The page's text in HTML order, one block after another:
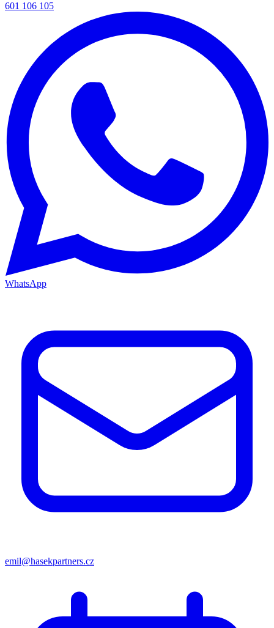
601 106 105
WhatsApp
emil@hasekpartners.cz